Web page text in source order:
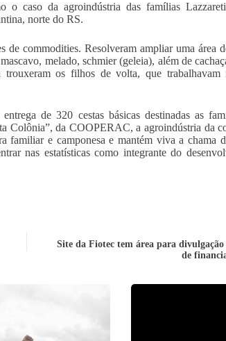
o caso da agroindústria das famílias
norte do RS.
de commodities. Resolveram ampliar uma área
melado, schmier (geleia), além de
os filhos de volta, que trabalhavam
de 320 cestas básicas destinadas as
Colônia”, da COOPERAC, a agroindústria da
familiar e camponesa e mantém viva a chama
nas estatísticas como integrante do
Site da Fiotec tem área para
de